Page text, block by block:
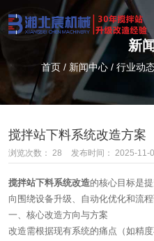
新
首页 / 新闻中心 / 行业动
搅拌站下料系统改造方案
浏览次数： 28 发布时间： 2025-11-
搅拌站下料系统改造的核心目标是
向围绕设备升级、自动化优化和流程
一、核心改造方向与方案
改造需根据现有系统的痛点（如精